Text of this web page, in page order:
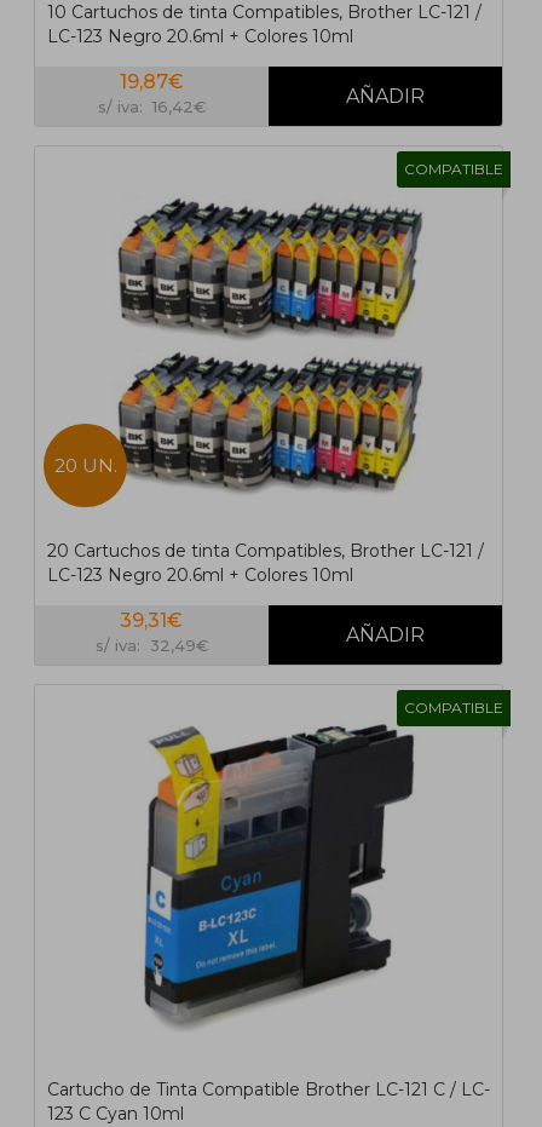
10 Cartuchos de tinta Compatibles, Brother LC-121 /
LC-123 Negro 20.6ml + Colores 10ml
19,87€
s/ iva: 16,42€
COMPATIBLE
20 UN.
20 Cartuchos de tinta Compatibles, Brother LC-121 /
LC-123 Negro 20.6ml + Colores 10ml
39,31€
s/ iva: 32,49€
COMPATIBLE
Cartucho de Tinta Compatible Brother LC-121 C / LC-
123 C Cyan 10ml